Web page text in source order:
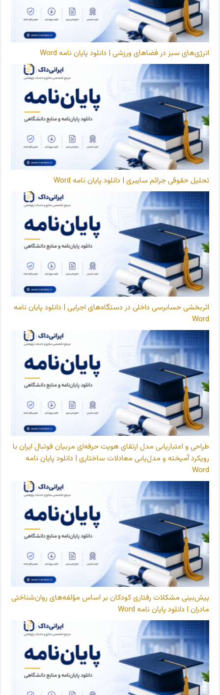
انرژی‌های سبز در فضاهای ورزشی | دانلود پایان نامه Word
تحلیل حقوقی جرائم سایبری | دانلود پایان نامه Word
اثربخشی حسابرسی داخلی در دستگاه‌های اجرایی | دانلود پایان نامه
Word
طراحی و اعتباریابی مدل ارتقای هویت حرفه‌ای مربیان فوتبال ایران با
رویکرد آمیخته و مدل‌یابی معادلات ساختاری | دانلود پایان نامه
Word
پیش‌بینی مشکلات رفتاری کودکان بر اساس مؤلفه‌های روان‌شناختی
مادران | دانلود پایان نامه Word